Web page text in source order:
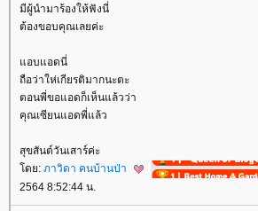
มีผู้นำมาร้องให้ฟังนี่
ต้องขอบคุณเลยค่ะ
อบแอดนี่
ถือว่าให่เกียรติมากนะตะ
ตอนพี่ขอแอดก็เห็นแล้วว่า
คุณเซียนแอดพี่แล้ว
สุขสันต์วันเสาร์ค่ะ
ดย: ภาวิดา คนบ้านป่า
2564 8:52:44 น.